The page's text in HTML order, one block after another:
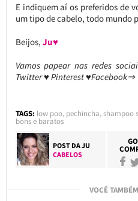
E indiquem aí os preferidos de
um tipo de cabelo, todo mundo
Beijos, Ju♥
Vamos papear nas redes
Twitter ♥ Pinterest
TAGS: low poo, pechincha,shampoo
bons e baratos
POST DAJU
CABELOS
VOCÊ